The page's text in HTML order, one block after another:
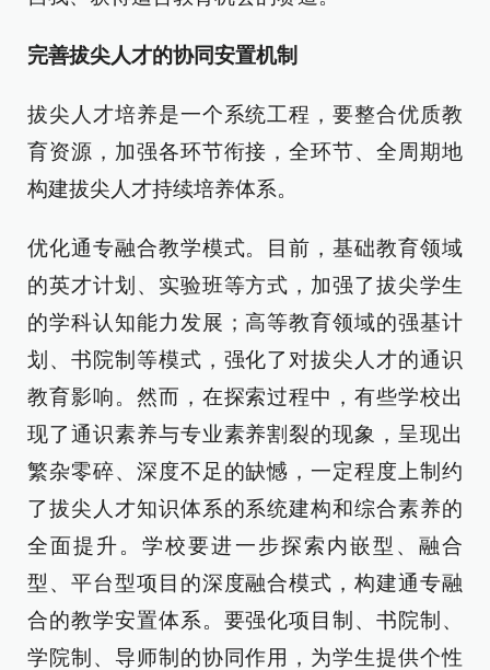
完善拔尖人才的协同安置机制
拔尖人才培养是一个系统工程，要整合优质教
育资源，加强各环节衔接，全环节、全周期地
构建拔尖人才持续培养体系。
优化通专融合教学模式。目前，基础教育领域
的英才计划、实验班等方式，加强了拔尖学生
的学科认知能力发展；高等教育领域的强基计
划、书院制等模式，强化了对拔尖人才的通识
教育影响。然而，在探索过程中，有些学校出
现了通识素养与专业素养割裂的现象，呈现出
繁杂零碎、深度不足的缺憾，一定程度上制约
了拔尖人才知识体系的系统建构和综合素养的
全面提升。学校要进一步探索内嵌型、融合
型、平台型项目的深度融合模式，构建通专融
合的教学安置体系。要强化项目制、书院制、
学院制、导师制的协同作用，为学生提供个性